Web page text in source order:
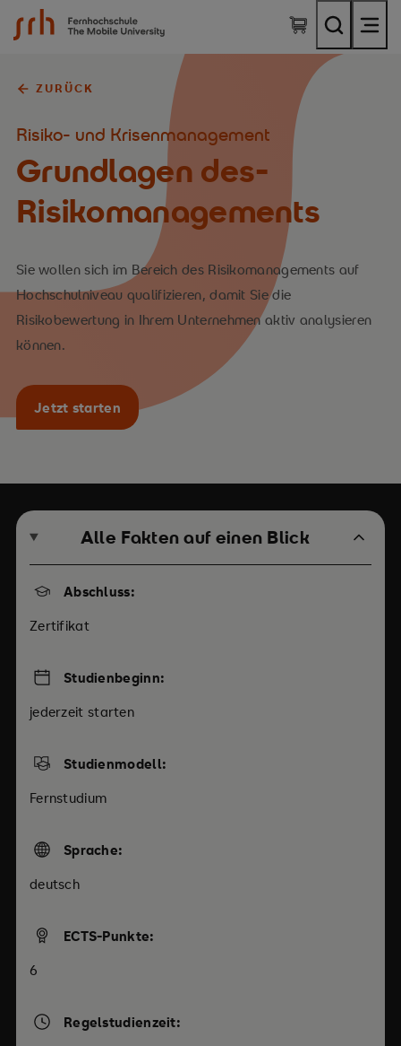
SRH Fernhochschule - The Mobile University
ZURÜCK
Risiko- und Krisenmanagement
Grundlagen des­
Risikomanagements
Sie wollen sich im Bereich des Risikomanagements auf
Hochschulniveau qualifizieren, damit Sie die
Risikobewertung in Ihrem Unternehmen aktiv analysieren
können.
Jetzt starten
Alle Fakten auf einen Blick
Abschluss:
Zertifikat
Studienbeginn:
jederzeit starten
Studienmodell:
Fernstudium
Sprache:
deutsch
ECTS-Punkte:
6
Regelstudienzeit: